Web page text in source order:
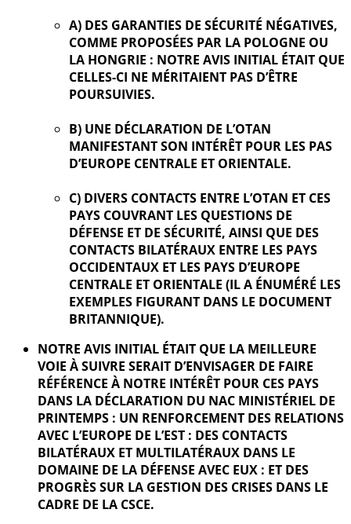
A) DES GARANTIES DE SÉCURITÉ NÉGATIVES,
COMME PROPOSÉES PAR LA POLOGNE OU
LA HONGRIE : NOTRE AVIS INITIAL ÉTAIT QUE
CELLES-CI NE MÉRITAIENT PAS D’ÊTRE
POURSUIVIES.
B) UNE DÉCLARATION DE L’OTAN
MANIFESTANT SON INTÉRÊT POUR LES PAS
D’EUROPE CENTRALE ET ORIENTALE.
C) DIVERS CONTACTS ENTRE L’OTAN ET CES
PAYS COUVRANT LES QUESTIONS DE
DÉFENSE ET DE SÉCURITÉ, AINSI QUE DES
CONTACTS BILATÉRAUX ENTRE LES PAYS
OCCIDENTAUX ET LES PAYS D’EUROPE
CENTRALE ET ORIENTALE (IL A ÉNUMÉRÉ LES
EXEMPLES FIGURANT DANS LE DOCUMENT
BRITANNIQUE).
NOTRE AVIS INITIAL ÉTAIT QUE LA MEILLEURE
VOIE À SUIVRE SERAIT D’ENVISAGER DE FAIRE
RÉFÉRENCE À NOTRE INTÉRÊT POUR CES PAYS
DANS LA DÉCLARATION DU NAC MINISTÉRIEL DE
PRINTEMPS : UN RENFORCEMENT DES RELATIONS
AVEC L’EUROPE DE L’EST : DES CONTACTS
BILATÉRAUX ET MULTILATÉRAUX DANS LE
DOMAINE DE LA DÉFENSE AVEC EUX : ET DES
PROGRÈS SUR LA GESTION DES CRISES DANS LE
CADRE DE LA CSCE.